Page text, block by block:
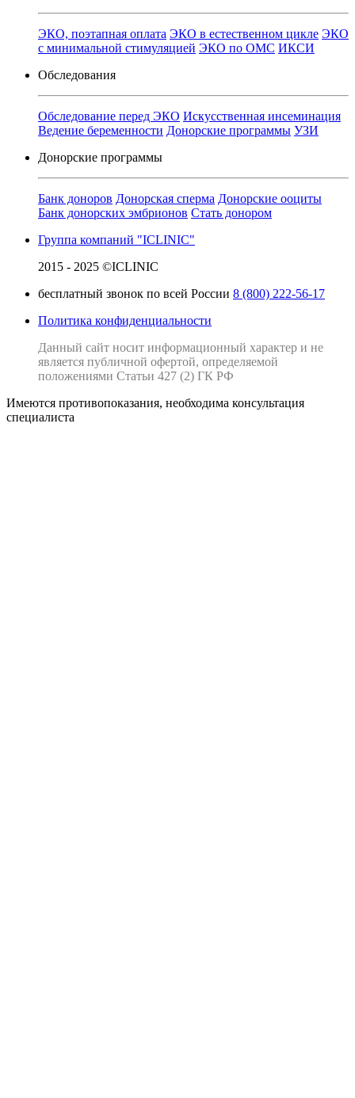
ЭКО, поэтапная оплата ЭКО в естественном цикле ЭКО
с минимальной стимуляцией ЭКО по ОМС ИКСИ
Обследования
Обследование перед ЭКО Искусственная инсеминация
Ведение беременности Донорские программы УЗИ
Донорские программы
Банк доноров Донорская сперма Донорские ооциты
Банк донорских эмбрионов Стать донором
Группа компаний "ICLINIC"
2015 - 2025 ©ICLINIC
бесплатный звонок по всей России 8 (800) 222-56-17
Политика конфиденциальности
Данный сайт носит информационный характер и не
является публичной офертой, определяемой
положениями Статьи 427 (2) ГК РФ
Имеются противопоказания, необходима консультация
специалиста